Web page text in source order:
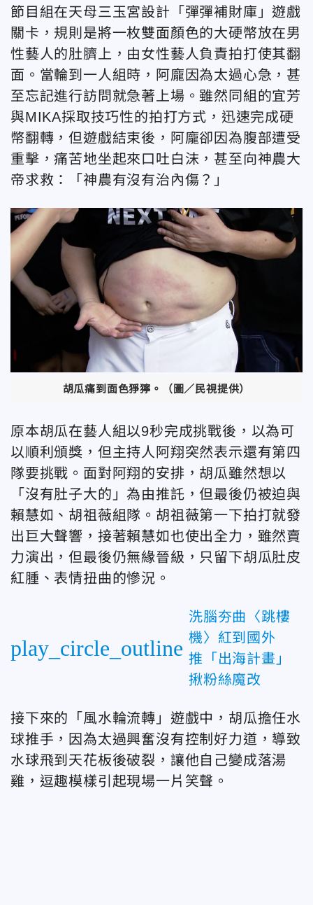
節目組在天母三玉宮設計「彈彈補財庫」遊戲
關卡，規則是將一枚雙面顏色的大硬幣放在男
性藝人的肚臍上，由女性藝人負責拍打使其翻
面。當輪到一人組時，阿龐因為太過心急，甚
至忘記進行訪問就急著上場。雖然同組的宜芳
與MIKA採取技巧性的拍打方式，迅速完成硬
幣翻轉，但遊戲結束後，阿龐卻因為腹部遭受
重擊，痛苦地坐起來口吐白沫，甚至向神農大
帝求救：「神農有沒有治內傷？」
胡瓜痛到面色猙獰。（圖／民視提供）
原本胡瓜在藝人組以9秒完成挑戰後，以為可
以順利頒獎，但主持人阿翔突然表示還有第四
隊要挑戰。面對阿翔的安排，胡瓜雖然想以
「沒有肚子大的」為由推託，但最後仍被迫與
賴慧如、胡祖薇組隊。胡祖薇第一下拍打就發
出巨大聲響，接著賴慧如也使出全力，雖然賣
力演出，但最後仍無緣晉級，只留下胡瓜肚皮
紅腫、表情扭曲的慘況。
play_circle_outline
洗腦夯曲〈跳樓
機〉紅到國外
推「出海計畫」
揪粉絲魔改
接下來的「風水輪流轉」遊戲中，胡瓜擔任水
球推手，因為太過興奮沒有控制好力道，導致
水球飛到天花板後破裂，讓他自己變成落湯
雞，逗趣模樣引起現場一片笑聲。